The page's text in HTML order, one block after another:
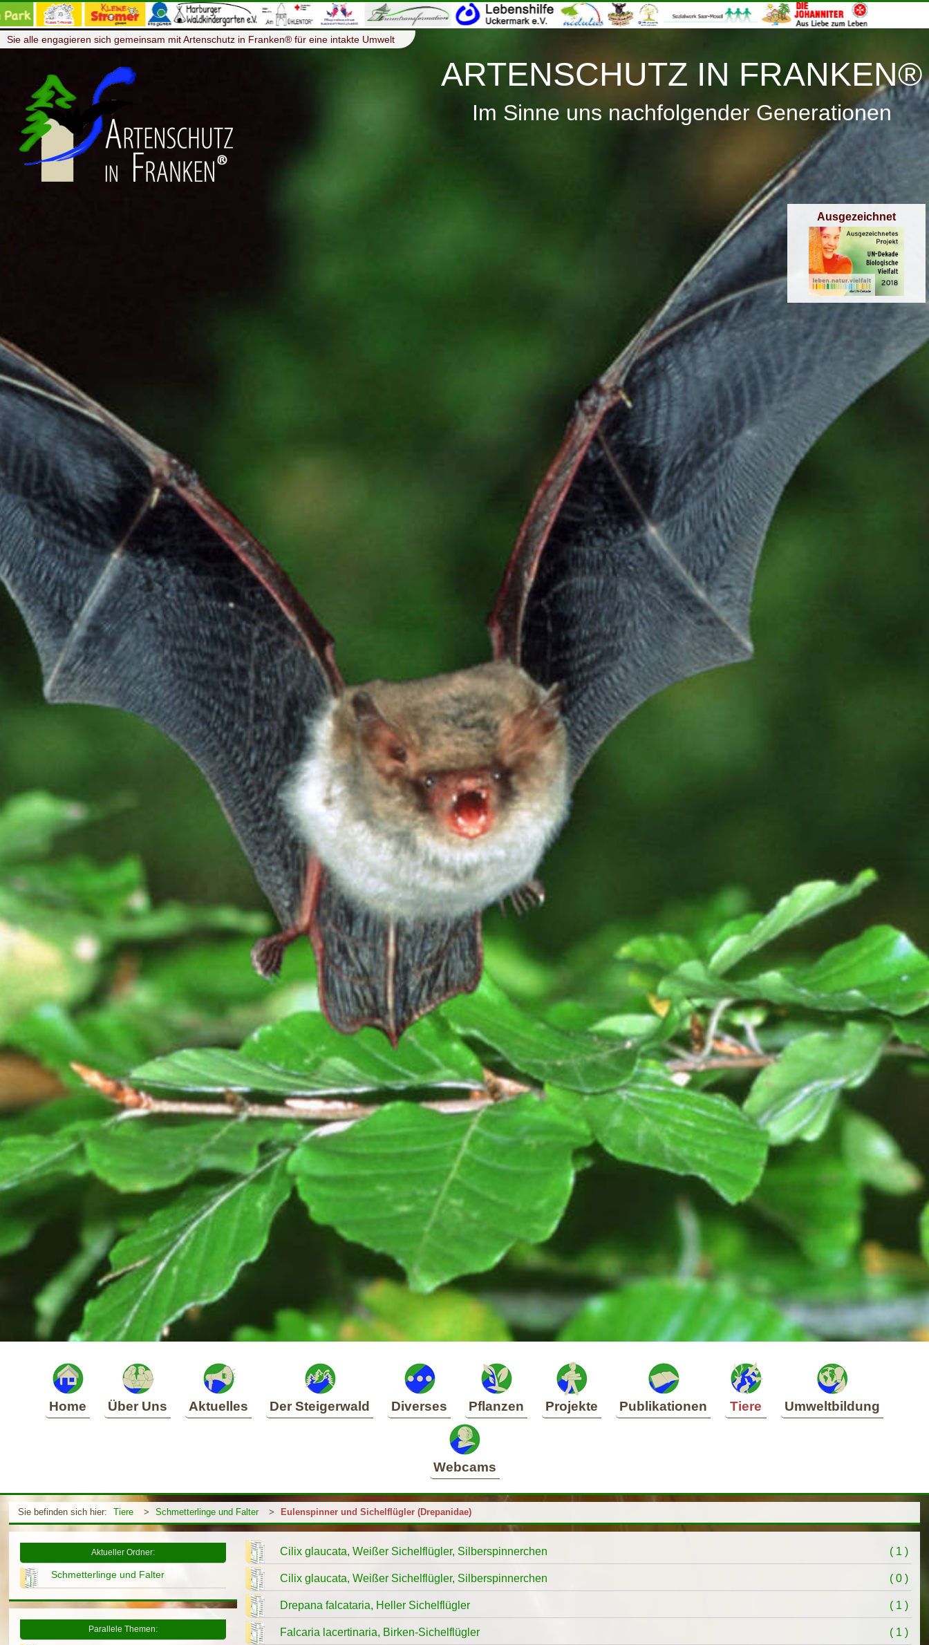
Menü
Sie alle engagieren sich gemeinsam mit Artenschutz in Franken® für eine intakte Umwelt
ARTENSCHUTZ IN FRANKEN®
Im Sinne uns nachfolgender Generationen
Ausgezeichnet
Home Über Uns Aktuelles Der Steigerwald Diverses Pflanzen Projekte Publikationen Tiere Umweltbildung
Webcams
Sie befinden sich hier: Tiere > Schmetterlinge und Falter > Eulenspinner und Sichelflügler (Drepanidae)
Cilix glaucata, Weißer Sichelflügler, Silberspinnerchen ( 1 )
Cilix glaucata, Weißer Sichelflügler, Silberspinnerchen ( 0 )
Drepana falcataria, Heller Sichelflügler ( 1 )
Falcaria lacertinaria, Birken-Sichelflügler ( 1 )
Aktueller Ordner:
Schmetterlinge und Falter
Parallele Themen: